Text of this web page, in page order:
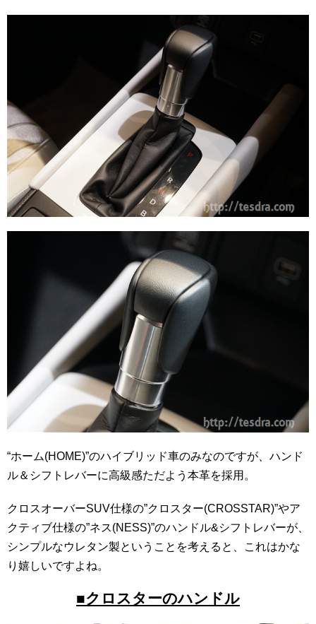
“ホーム(HOME)”のハイブリッド車のみなのですが、ハンド
ル＆シフトレバーに高級感ただよう本革を採用。
クロスオーバーSUV仕様の”クロスター(CROSSTAR)”やア
クティブ仕様の”ネス(NESS)”のハンドル&シフトレバーが、
シンプルなウレタン製ということを考えると、これはかな
り嬉しいですよね。
■クロスターのハンドル